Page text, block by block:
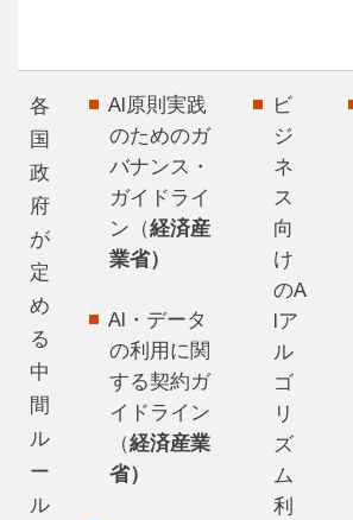
各
国
政
府
が
定
め
る
中
間
ル
ー
ル
AI原則実践
のためのガ
バナンス・
ガイドライ
ン（経済産
業省）
AI・データ
の利用に関
する契約ガ
イドライン
（経済産業
省）
ビ
ジ
ネ
ス
向
け
のA
Iア
ル
ゴ
リ
ズ
ム
利